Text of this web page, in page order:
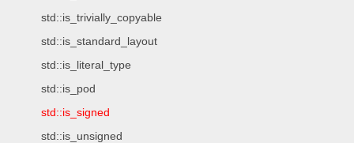
std::is_trivially_copyable
std::is_standard_layout
std::is_literal_type
std::is_pod
std::is_signed
std::is_unsigned